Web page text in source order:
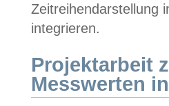
Zeitreihendarstellung
integrieren.
Projektarbeit
Messwerten